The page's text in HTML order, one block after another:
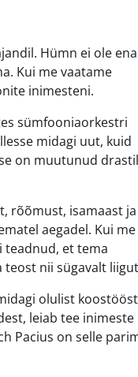
Hümn ei ole
Kui me vaatame
inimesteni.
sümfooniaorkestri
midagi uut, kuid
on muutunud
rõõmust, isamaast ja
aegadel. Kui me
teadnud, et tema
nii sügavalt
olulist
leiab tee inimeste
Pacius on selle